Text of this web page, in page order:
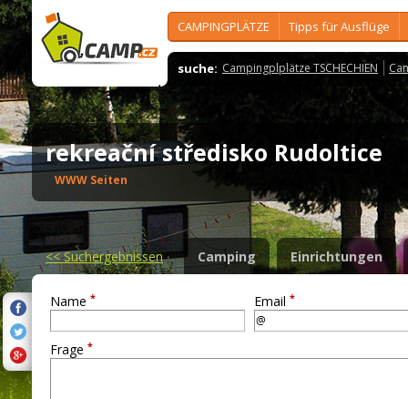
CAMPINGPLÄTZE Tipps für Ausflüge
suche: Campingplplätze TSCHECHIEN
rekreační středisko Rudoltice
WWW Seiten
<<Suchergebnissen Camping Einrichtungen
Name * Email *
Frage *